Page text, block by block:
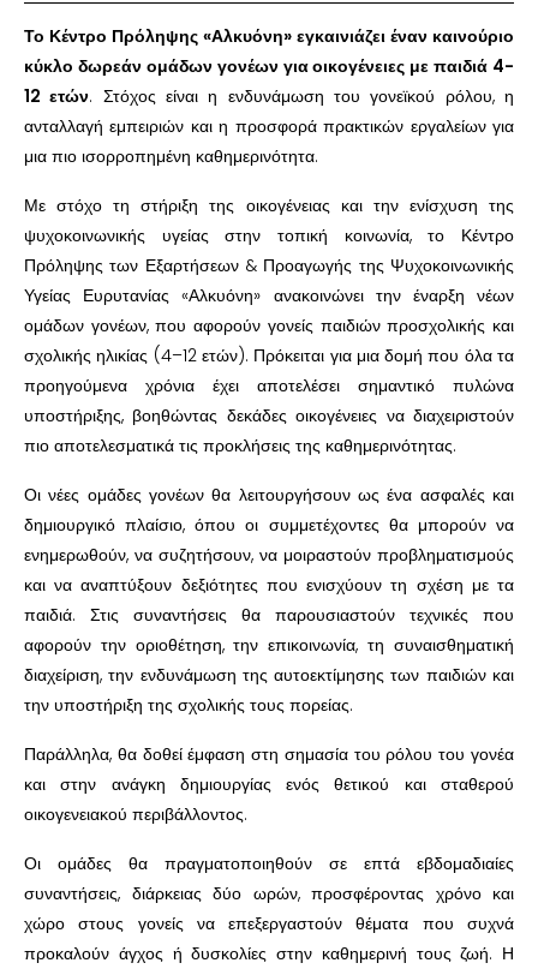
Το Κέντρο Πρόληψης «Αλκυόνη» εγκαινιάζει έναν καινούριο
κύκλο δωρεάν ομάδων γονέων για οικογένειες με παιδιά 4-
12 ετών. Στόχος είναι η ενδυνάμωση του γονεϊκού ρόλου, η
ανταλλαγή εμπειριών και η προσφορά πρακτικών εργαλείων για
μια πιο ισορροπημένη καθημερινότητα.
Με στόχο τη στήριξη της οικογένειας και την ενίσχυση της
ψυχοκοινωνικής υγείας στην τοπική κοινωνία, το Κέντρο
Πρόληψης των Εξαρτήσεων & Προαγωγής της Ψυχοκοινωνικής
Υγείας Ευρυτανίας «Αλκυόνη» ανακοινώνει την έναρξη νέων
ομάδων γονέων, που αφορούν γονείς παιδιών προσχολικής και
σχολικής ηλικίας (4–12 ετών). Πρόκειται για μια δομή που όλα τα
προηγούμενα χρόνια έχει αποτελέσει σημαντικό πυλώνα
υποστήριξης, βοηθώντας δεκάδες οικογένειες να διαχειριστούν
πιο αποτελεσματικά τις προκλήσεις της καθημερινότητας.
Οι νέες ομάδες γονέων θα λειτουργήσουν ως ένα ασφαλές και
δημιουργικό πλαίσιο, όπου οι συμμετέχοντες θα μπορούν να
ενημερωθούν, να συζητήσουν, να μοιραστούν προβληματισμούς
και να αναπτύξουν δεξιότητες που ενισχύουν τη σχέση με τα
παιδιά. Στις συναντήσεις θα παρουσιαστούν τεχνικές που
αφορούν την οριοθέτηση, την επικοινωνία, τη συναισθηματική
διαχείριση, την ενδυνάμωση της αυτοεκτίμησης των παιδιών και
την υποστήριξη της σχολικής τους πορείας.
Παράλληλα, θα δοθεί έμφαση στη σημασία του ρόλου του γονέα
και στην ανάγκη δημιουργίας ενός θετικού και σταθερού
οικογενειακού περιβάλλοντος.
Οι ομάδες θα πραγματοποιηθούν σε επτά εβδομαδιαίες
συναντήσεις, διάρκειας δύο ωρών, προσφέροντας χρόνο και
χώρο στους γονείς να επεξεργαστούν θέματα που συχνά
προκαλούν άγχος ή δυσκολίες στην καθημερινή τους ζωή. Η